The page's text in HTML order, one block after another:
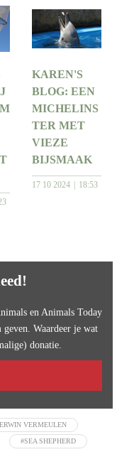
KAREN'S
BLOG: EEN
MICHELINS
TER MET
VIEZE
BIJSMAAK
17 10 2024 18:53
en Animals Today
Waardeer je wat
donatie.
VERMEULEN
#SEA SHEPHERD